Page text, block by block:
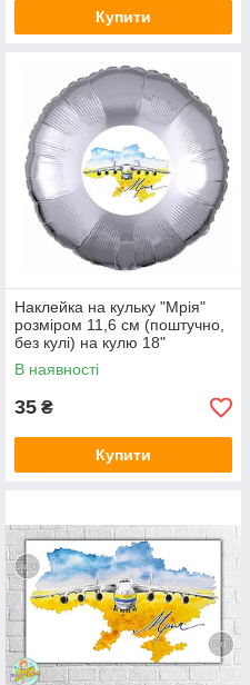
Купити
Наклейка на кульку "Мрія"
розміром 11,6 см (поштучно,
без кулі) на кулю 18"
В наявності
35 ₴
Купити